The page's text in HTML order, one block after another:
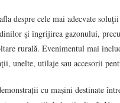
despre cele mai adecvate
şi îngrijirea gazonului,
rurală. Evenimentul mai
unelte, utilaje sau accesorii
cu mașini destinate